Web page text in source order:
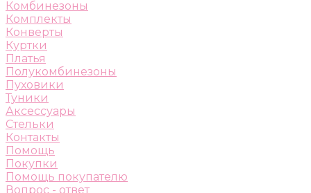
Комбинезоны
Комплекты
Конверты
Куртки
Платья
Полукомбинезоны
Пуховики
Туники
Аксессуары
Стельки
Контакты
Помощь
Покупки
Помощь покупателю
Вопрос - ответ